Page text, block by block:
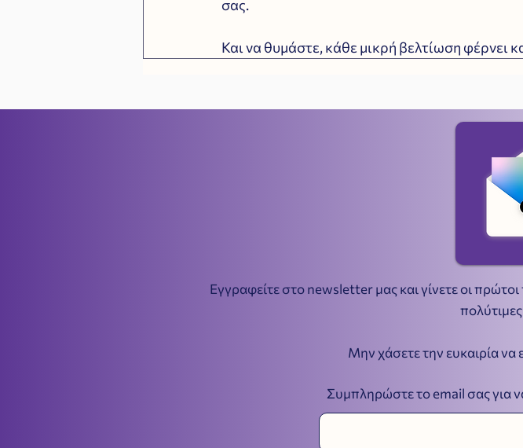
σας.
Και να θυμάστε, κάθε μικρή βελτίωση φέρνει
Εγγραφείτε στο newsletter μας και γίνετε οι
Μην χάσετε την ευκαιρία
Συμπληρώστε το email σας για